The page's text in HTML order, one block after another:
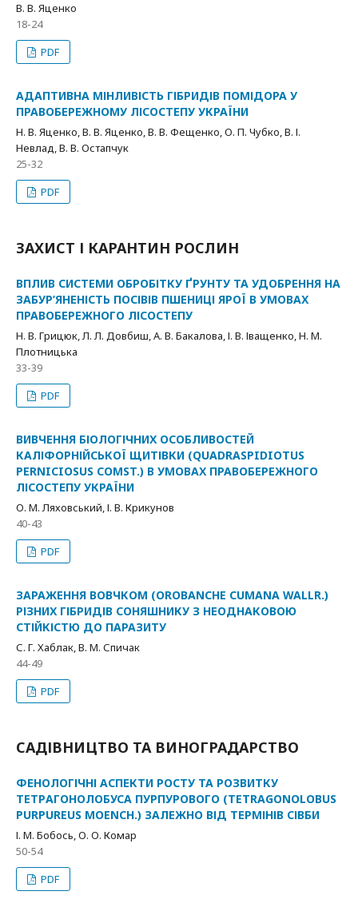
В. В. Яценко
18-24
PDF
АДАПТИВНА МІНЛИВІСТЬ ГІБРИДІВ ПОМІДОРА У
ПРАВОБЕРЕЖНОМУ ЛІСОСТЕПУ УКРАЇНИ
Н. В. Яценко, В. В. Яценко, В. В. Фещенко, О. П. Чубко, В. І.
Невлад, В. В. Остапчук
25-32
PDF
ЗАХИСТ І КАРАНТИН РОСЛИН
ВПЛИВ СИСТЕМИ ОБРОБІТКУ ҐРУНТУ ТА УДОБРЕННЯ НА
ЗАБУР’ЯНЕНІСТЬ ПОСІВІВ ПШЕНИЦІ ЯРОЇ В УМОВАХ
ПРАВОБЕРЕЖНОГО ЛІСОСТЕПУ
Н. В. Грицюк, Л. Л. Довбиш, А. В. Бакалова, І. В. Іващенко, Н. М.
Плотницька
33-39
PDF
ВИВЧЕННЯ БІОЛОГІЧНИХ ОСОБЛИВОСТЕЙ
КАЛІФОРНІЙСЬКОЇ ЩИТІВКИ (QUADRASPIDIOTUS
PERNICIOSUS COMST.) В УМОВАХ ПРАВОБЕРЕЖНОГО
ЛІСОСТЕПУ УКРАЇНИ
О. М. Ляховський, І. В. Крикунов
40-43
PDF
ЗАРАЖЕННЯ ВОВЧКОМ (ОROBANCHE CUMANA WALLR.)
РІЗНИХ ГІБРИДІВ СОНЯШНИКУ З НЕОДНАКОВОЮ
СТІЙКІСТЮ ДО ПАРАЗИТУ
С. Г. Хаблак, В. М. Спичак
44-49
PDF
САДІВНИЦТВО ТА ВИНОГРАДАРСТВО
ФЕНОЛОГІЧНІ АСПЕКТИ РОСТУ ТА РОЗВИТКУ
ТЕТРAГОНОЛОБУСА ПУРПУРОВОГО (TETRAGONOLOBUS
PURPUREUS MOENCH.) ЗАЛЕЖНО ВІД ТЕРМІНІВ СІВБИ
І. М. Бобось, О. О. Комар
50-54
PDF